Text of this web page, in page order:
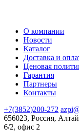
О компании
Новости
Каталог
Доставка и
Ценовая
Гарантия
Партнеры
Контакты
+7(3852)200-272
656023, Россия,
6/2, офис 2